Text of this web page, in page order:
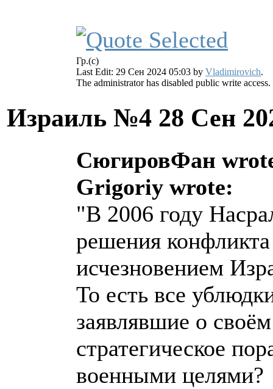
Гр.(с)
Last Edit: 29 Сен 2024 05:03 by Vladimirovich.
The administrator has disabled public write access.
Израиль №4 28 Сен
СюгировФан
Grigoriy wrote:
"В 2006 году
решения
исчезновением
То есть все
заявлявшие о
стратегическое
военными целями?